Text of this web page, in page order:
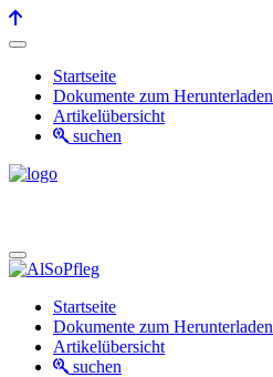
Startseite
Dokumente zum Herunterladen
Artikelübersicht
suchen
Startseite
Dokumente zum Herunterladen
Artikelübersicht
suchen